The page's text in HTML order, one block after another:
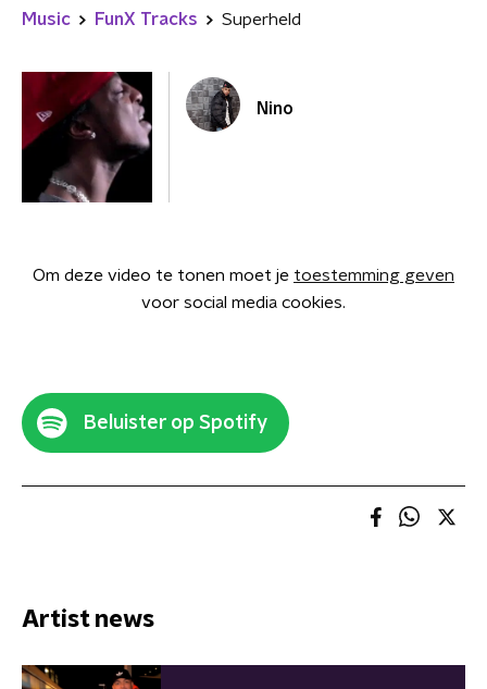
Music FunX Tracks Superheld
Nino
Om deze video te tonen moet je toestemming geven
voor social media cookies.
Beluister op Spotify
Artist news